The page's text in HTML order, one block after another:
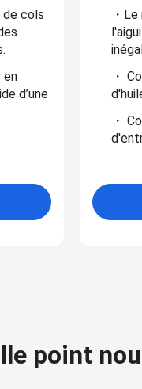
de cols
en
d’une
・
・
・
point